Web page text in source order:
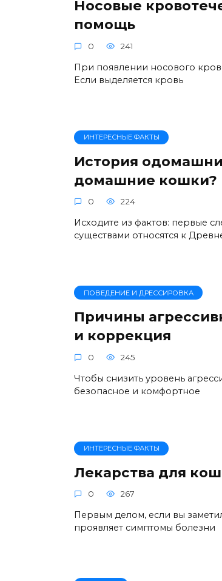
Носовые
помощь
0 241
При появлении носового
Если выделяется кровь
ИНТЕРЕСНЫЕ ФАКТЫ
История
домашние кошки?
0 224
Исходите из фактов: первые
существами относятся к
ПОВЕДЕНИЕ И ДРЕССИРОВКА
Причины
и коррекция
0 245
Чтобы снизить уровень
безопасное и комфортное
ИНТЕРЕСНЫЕ ФАКТЫ
Лекарства для
0 267
Первым делом, если вы
проявляет симптомы болезни